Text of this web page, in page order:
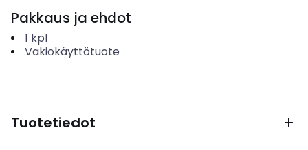
Pakkaus ja ehdot
1 kpl
Vakiokäyttötuote
Tuotetiedot